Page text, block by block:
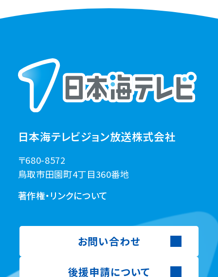
日本海テレビジョン放送株式会社
〒680-8572
鳥取市田園町4丁目360番地
著作権・リンクについて
お問い合わせ
後援申請について